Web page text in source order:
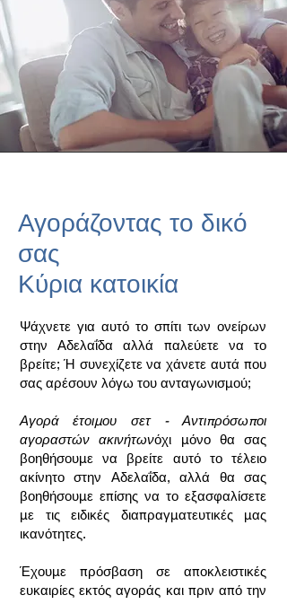
Αγοράζοντας το δικό
σας
Κύρια κατοικία
Ψάχνετε για αυτό το σπίτι των ονείρων
στην Αδελαΐδα αλλά παλεύετε να το
βρείτε; Ή συνεχίζετε να χάνετε αυτά που
σας αρέσουν λόγω του ανταγωνισμού;
Αγορά έτοιμου σετ - Αντιπρόσωποι
αγοραστών ακινήτωνόχι μόνο θα σας
βοηθήσουμε να βρείτε αυτό το τέλειο
ακίνητο στην Αδελαΐδα, αλλά θα σας
βοηθήσουμε επίσης να το εξασφαλίσετε
με τις ειδικές διαπραγματευτικές μας
ικανότητες.
Έχουμε πρόσβαση σε αποκλειστικές
ευκαιρίες εκτός αγοράς και πριν από την